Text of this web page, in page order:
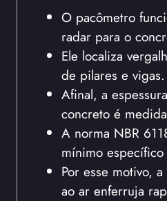
O pacômetro
radar para o
Ele localiza
de pilares e vigas.
Afinal, a
concreto é
A norma NBR
mínimo
Por esse motivo,
ao ar enferruja